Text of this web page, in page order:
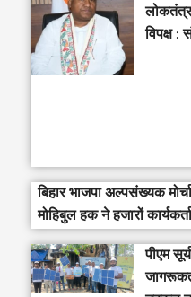
विपक्ष :
बिहार भाजपा अल्पसंख्यक
मोहिबुल हक ने हजारों
पीएम